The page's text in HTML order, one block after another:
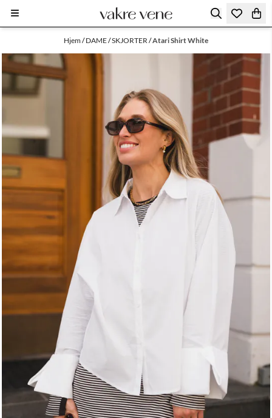
Hopp til innhold
Hjem/DAME/SKJORTER /Atari Shirt White